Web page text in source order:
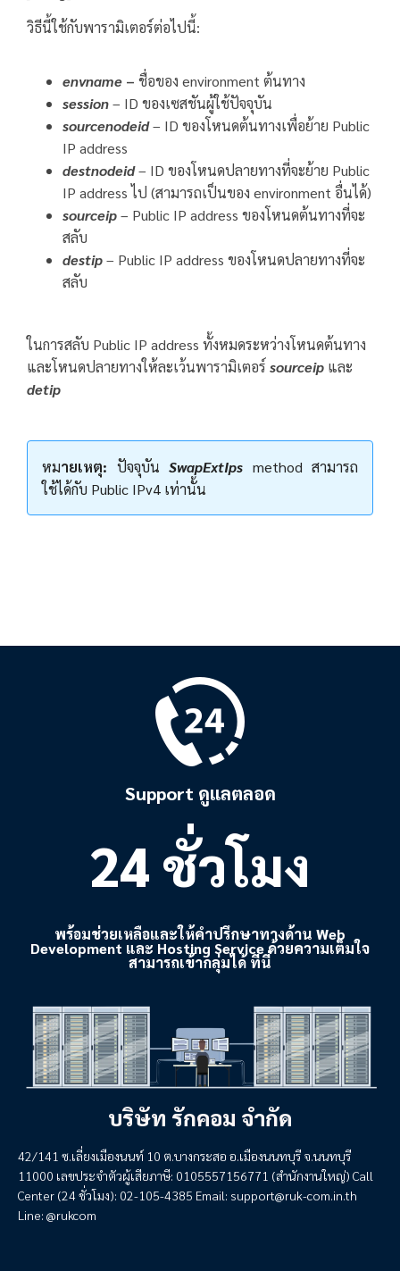
วิธีนี้ใช้กับพารามิเตอร์ต่อไปนี้:
envname – ชื่อของ environment ต้นทาง
session– ID ของเซสชันผู้ใช้ปัจจุบัน
sourcenodeid– ID ของโหนดต้นทางเพื่อย้าย Public
IP address
destnodeid– ID ของโหนดปลายทางที่จะย้าย Public
IP address ไป (สามารถเป็นของ environment อื่นได้)
sourceip– Public IP address ของโหนดต้นทางที่จะ
สลับ
destip– Public IP address ของโหนดปลายทางที่จะ
สลับ
ในการสลับ Public IP address ทั้งหมดระหว่างโหนดต้นทาง
และโหนดปลายทางให้ละเว้นพารามิเตอร์ sourceip และ
detip
หมายเหตุ: ปัจจุบัน SwapExtIps method สามารถ
ใช้ได้กับ Public IPv4 เท่านั้น
Support ดูแลตลอด
24 ชั่วโมง
พร้อมช่วยเหลือและให้คำปรึกษาทางด้าน Web
Development และ Hosting Service ด้วยความเต็มใจ
สามารถเข้ากลุ่มได้ ที่นี่
บริษัท รักคอม จำกัด
42/141 ซ.เลี่ยงเมืองนนท์ 10 ต.บางกระสอ อ.เมืองนนทบุรี จ.นนทบุรี
11000 เลขประจำตัวผู้เสียภาษี: 0105557156771 (สำนักงานใหญ่) Call
Center (24 ชั่วโมง): 02-105-4385 Email: support@ruk-com.in.th
Line: @rukcom